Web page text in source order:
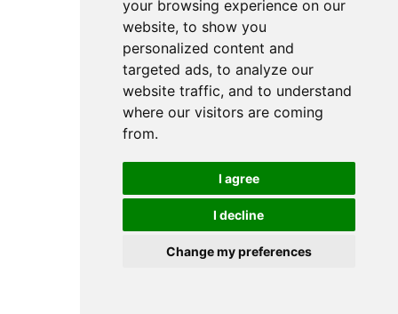
your browsing experience on our
website, to show you
personalized content and
targeted ads, to analyze our
website traffic, and to understand
where our visitors are coming
from.
I agree
I decline
Change my preferences